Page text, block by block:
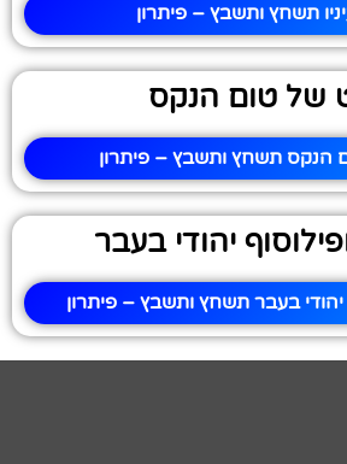
תשחץ ותשבץ – פיתרון
של טום הנקס
הנקס תשחץ ותשבץ – פיתרון
יהודי בעבר
יהודי בעבר תשחץ ותשבץ – פיתרון